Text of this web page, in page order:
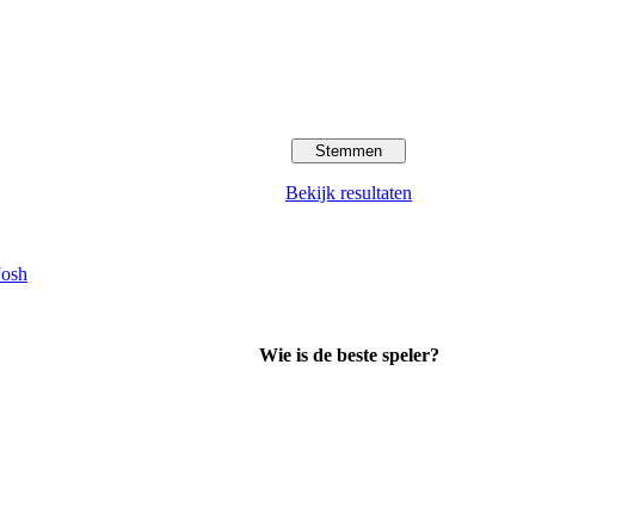
Bekijk resultaten
Wie is de beste speler?